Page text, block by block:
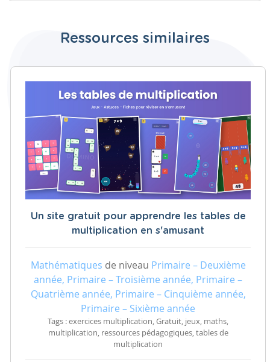
Ressources similaires
Un site gratuit pour apprendre les tables de
multiplication en s'amusant
Mathématiques de niveau Primaire – Deuxième
année, Primaire – Troisième année, Primaire –
Quatrième année, Primaire – Cinquième année,
Primaire – Sixième année
Tags : exercices multiplication, Gratuit, jeux, maths,
multiplication, ressources pédagogiques, tables de
multiplication